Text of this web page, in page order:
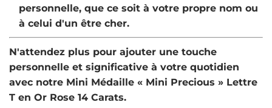
personnelle, que ce soit à votre propre nom ou
à celui d'un être cher.
N'attendez plus pour ajouter une touche
personnelle et significative à votre quotidien
avec notre Mini Médaille « Mini Precious » Lettre
T en Or Rose 14 Carats.